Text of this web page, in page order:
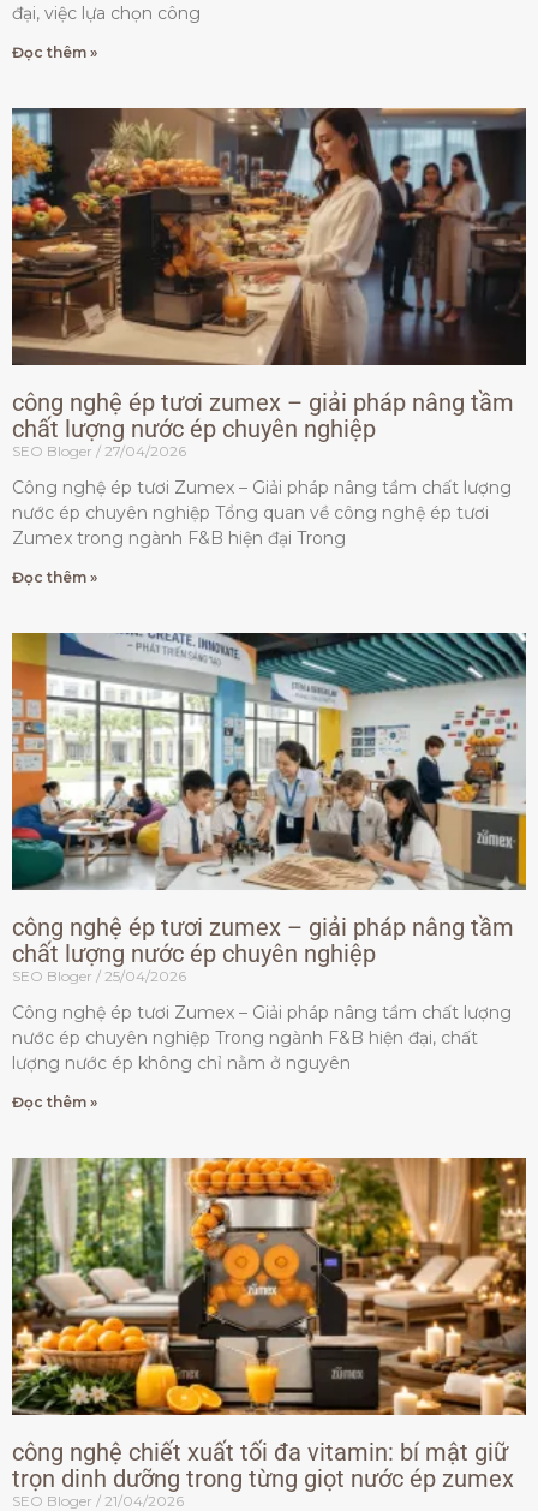
đại, việc lựa chọn công
Đọc thêm »
công nghệ ép tươi zumex – giải pháp nâng tầm
chất lượng nước ép chuyên nghiệp
SEO Bloger 27/04/2026
Công nghệ ép tươi Zumex – Giải pháp nâng tầm chất lượng
nước ép chuyên nghiệp Tổng quan về công nghệ ép tươi
Zumex trong ngành F&B hiện đại Trong
Đọc thêm »
công nghệ ép tươi zumex – giải pháp nâng tầm
chất lượng nước ép chuyên nghiệp
SEO Bloger 25/04/2026
Công nghệ ép tươi Zumex – Giải pháp nâng tầm chất lượng
nước ép chuyên nghiệp Trong ngành F&B hiện đại, chất
lượng nước ép không chỉ nằm ở nguyên
Đọc thêm »
công nghệ chiết xuất tối đa vitamin: bí mật giữ
trọn dinh dưỡng trong từng giọt nước ép zumex
SEO Bloger 21/04/2026